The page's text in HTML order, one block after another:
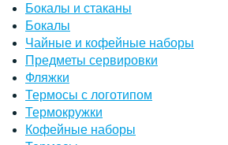
Бокалы и стаканы
Бокалы
Чайные и кофейные наборы
Предметы сервировки
Фляжки
Термосы с логотипом
Термокружки
Кофейные наборы